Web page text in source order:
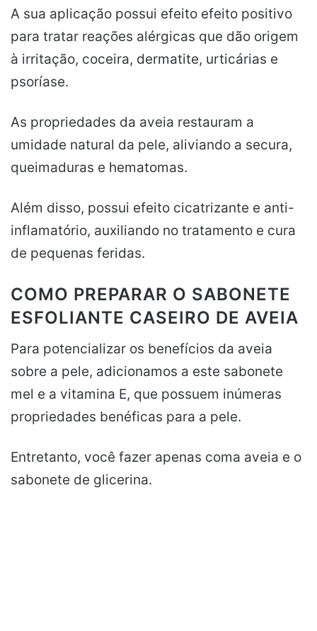
A sua aplicação possui efeito efeito positivo
para tratar reações alérgicas que dão origem
à irritação, coceira, dermatite, urticárias e
psoríase.
As propriedades da aveia restauram a
umidade natural da pele, aliviando a secura,
queimaduras e hematomas.
Além disso, possui efeito cicatrizante e anti-
inflamatório, auxiliando no tratamento e cura
de pequenas feridas.
COMO PREPARAR O SABONETE
ESFOLIANTE CASEIRO DE AVEIA
Para potencializar os benefícios da aveia
sobre a pele, adicionamos a este sabonete
mel e a vitamina E, que possuem inúmeras
propriedades benéficas para a pele.
Entretanto, você fazer apenas coma aveia e o
sabonete de glicerina.